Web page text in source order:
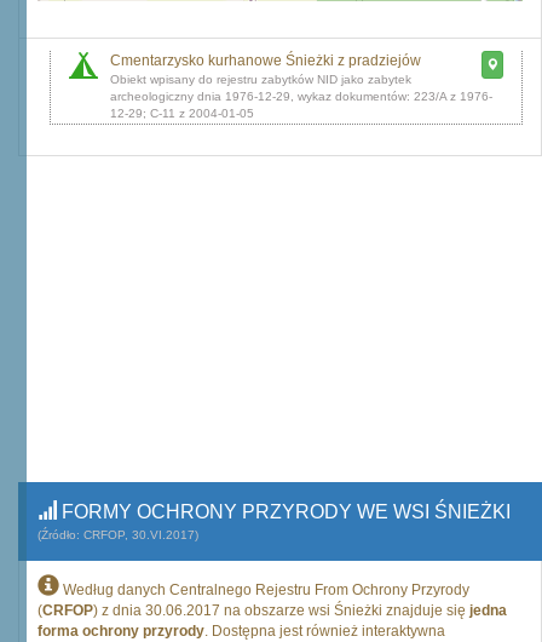
Cmentarzysko kurhanowe Śnieżki z pradziejów
dnia 1976-12-29, wykaz dokumentów: 223/A z 1976-
12-29; C-11 z 2004-01-05
FORMY OCHRONY PRZYRODY WE WSI ŚNIEŻKI
(Źródło: CRFOP, 30.VI.2017)
Według danych Centralnego Rejestru From Ochrony Przyrody
(CRFOP) z dnia 30.06.2017 na obszarze wsi Śnieżki znajduje się jedna
forma ochrony przyrody. Dostępna jest również interaktywna